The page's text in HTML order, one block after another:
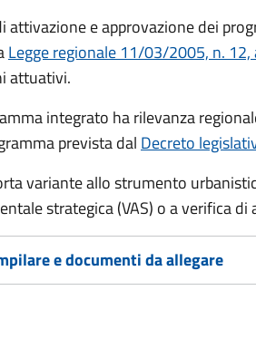
attivazione e approvazione dei
Legge regionale 11/03/2005, n. 12,
attuativi.
integrato ha rilevanza
prevista dal Decreto
variante allo strumento
strategica (VAS) o a verifica di
e documenti da allegare